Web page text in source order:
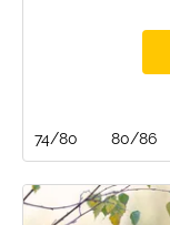
74/80 80/86